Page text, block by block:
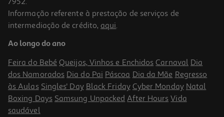
Adaptador Usb Wireless Tp-Link Tl-Wn822n
16.99 €/un
16,99 €
Informação referente à prestação de serviços de
intermediação de crédito, aqui.
Ao longo do ano
Feira do Bebé Queijos, Vinhos e Enchidos Carnaval Dia
dos Namorados Dia do Pai Páscoa Dia da Mãe Regresso
às Aulas Singles' Day Black Friday Cyber Monday Natal
Boxing Days Samsung Unpacked After Hours Vida
saudável